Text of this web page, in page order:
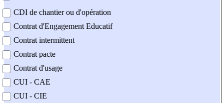
CDI de chantier ou d'opération
Contrat d'Engagement Educatif
Contrat intermittent
Contrat pacte
Contrat d'usage
CUI - CAE
CUI - CIE